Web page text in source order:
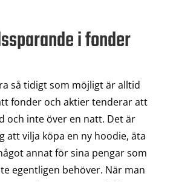
i fonder
så tidigt som möjligt är alltid
fonder och aktier tenderar att
och inte över en natt. Det är
att vilja köpa en ny hoodie, äta
annat för sina pengar som
egentligen behöver. När man